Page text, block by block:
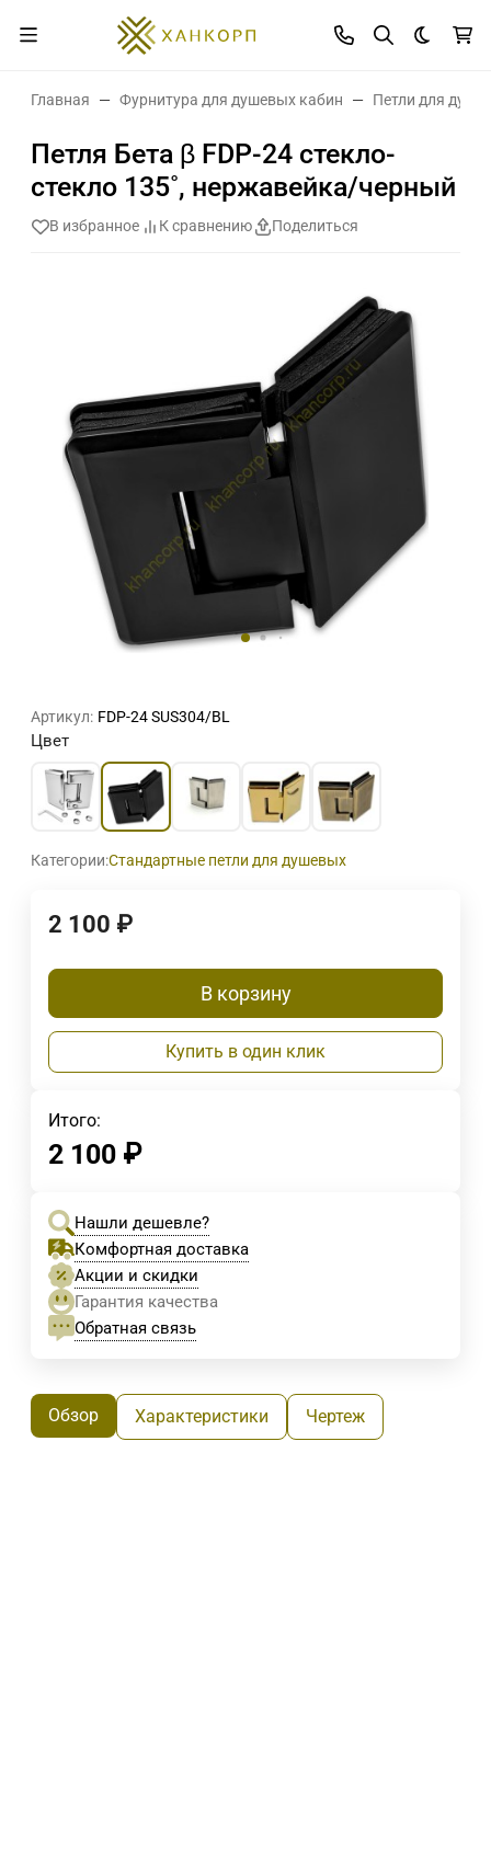
Темная
Главная Фурнитура для душевых кабин Петли для
Петля Бета β FDP-24 стекло-
стекло 135˚, нержавейка/черный
В избранное К сравнению Поделиться
Артикул: FDP-24 SUS304/BL
Цвет
Категории:Стандартные петли для душевых
2 100 ₽
В корзину
Купить в один клик
Итого:
2 100 ₽
Нашли дешевле?
Комфортная доставка
Акции и скидки
Гарантия качества
Обратная связь
Обзор Характеристики Чертеж